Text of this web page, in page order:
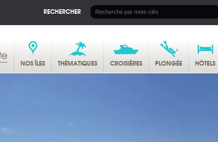
RECHERCHER
NOS ÎLES THÉMATIQUES CROISIÈRES PLONGÉE HÔTELS